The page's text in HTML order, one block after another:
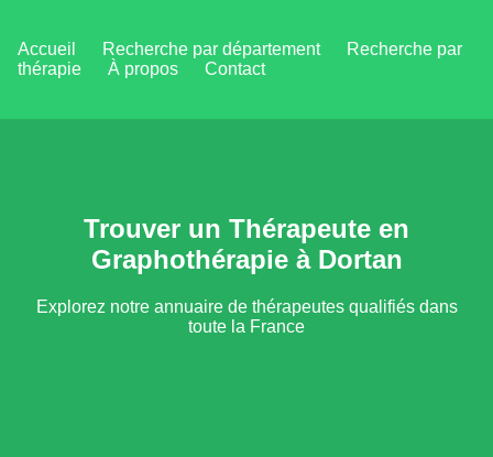
Accueil Recherche par département
Recherche par
thérapie
À propos Contact
Trouver un Thérapeute en
Graphothérapie à Dortan
Explorez notre annuaire de thérapeutes qualifiés dans
toute la France